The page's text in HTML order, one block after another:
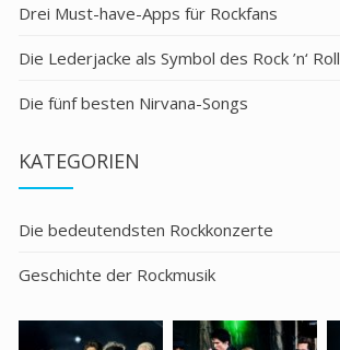
Drei Must-have-Apps für Rockfans
Die Lederjacke als Symbol des Rock ’n‘ Roll
Die fünf besten Nirvana-Songs
KATEGORIEN
Die bedeutendsten Rockkonzerte
Geschichte der Rockmusik